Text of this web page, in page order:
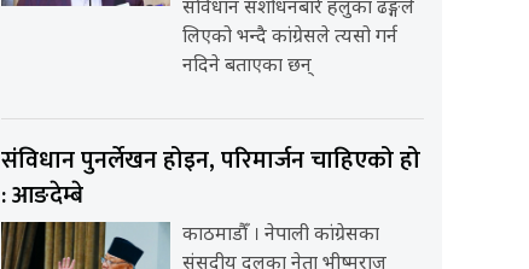
संविधान संशोधनबारे हलुका ढङ्गले
लिएको भन्दै कांग्रेसले त्यसो गर्न
नदिने बताएका छन्
संविधान पुनर्लेखन होइन, परिमार्जन चाहिएको हो
: आङदेम्बे
काठमाडौँ । नेपाली कांग्रेसका